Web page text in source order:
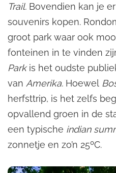
Trail. Bovendien kan je
souvenirs kopen.
groot park waar ook
fonteinen in te vinden
Parkis het oudste
van Amerika. Hoewel
herfsttrip, is het zelfs
opvallend groen in de
een typische indian
zonnetje en zo’n 25ºC.